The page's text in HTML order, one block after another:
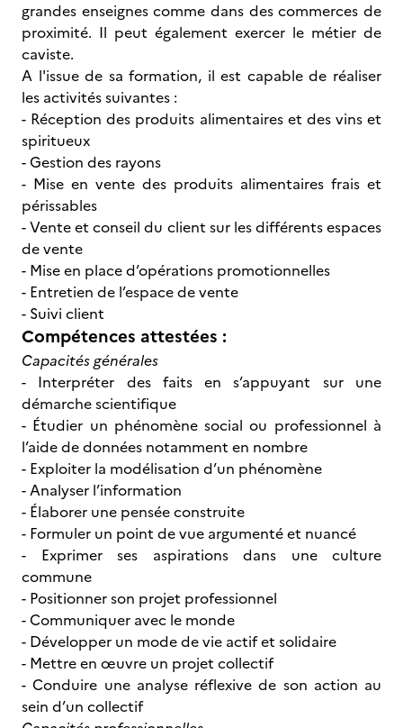
grandes enseignes comme dans des commerces de
proximité. Il peut également exercer le métier de
caviste.
A l'issue de sa formation, il est capable de réaliser
les activités suivantes :
- Réception des produits alimentaires et des vins et
spiritueux
- Gestion des rayons
- Mise en vente des produits alimentaires frais et
périssables
- Vente et conseil du client sur les différents espaces
de vente
- Mise en place d’opérations promotionnelles
- Entretien de l’espace de vente
- Suivi client
Compétences attestées :
Capacités générales
- Interpréter des faits en s’appuyant sur une
démarche scientifique
- Étudier un phénomène social ou professionnel à
l’aide de données notamment en nombre
- Exploiter la modélisation d’un phénomène
- Analyser l’information
- Élaborer une pensée construite
- Formuler un point de vue argumenté et nuancé
- Exprimer ses aspirations dans une culture
commune
- Positionner son projet professionnel
- Communiquer avec le monde
- Développer un mode de vie actif et solidaire
- Mettre en œuvre un projet collectif
- Conduire une analyse réflexive de son action au
sein d’un collectif